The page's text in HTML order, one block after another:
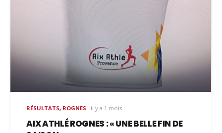
RÉSULTATS, ROGNES il y a 1 mois
AIX ATHLÉ ROGNES : « UNE BELLE FIN DE